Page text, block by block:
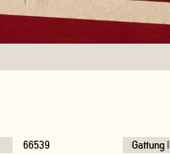
66539 Gattung